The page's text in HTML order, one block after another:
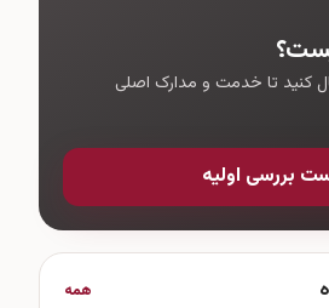
کنید تا خدمت و مدارک اصلی
بررسی اولیه
همه